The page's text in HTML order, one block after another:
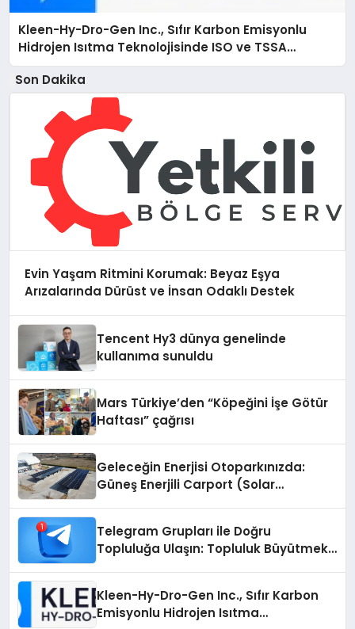
Kleen-Hy-Dro-Gen Inc., Sıfır Karbon Emisyonlu
Hidrojen Isıtma Teknolojisinde ISO ve TSSA
Düzenleyici Onaylarını Aldı
Son Dakika
Evin Yaşam Ritmini Korumak: Beyaz Eşya
Arızalarında Dürüst ve İnsan Odaklı Destek
Tencent Hy3 dünya genelinde
kullanıma sunuldu
Mars Türkiye’den “Köpeğini İşe Götür
Haftası” çağrısı
Geleceğin Enerjisi Otoparkınızda:
Güneş Enerjili Carport (Solar
Telegram Grupları ile Doğru
Topluluğa Ulaşın: Topluluk Büyütmek
Kleen-Hy-Dro-Gen Inc., Sıfır Karbon
Emisyonlu Hidrojen Isıtma